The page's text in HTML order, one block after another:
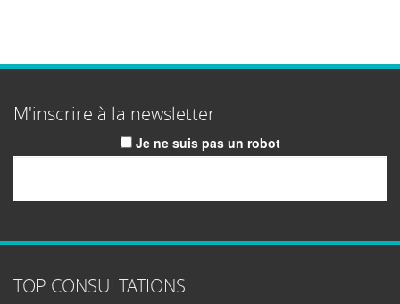
M'inscrire à la newsletter
Je ne suis pas un robot
TOP CONSULTATIONS